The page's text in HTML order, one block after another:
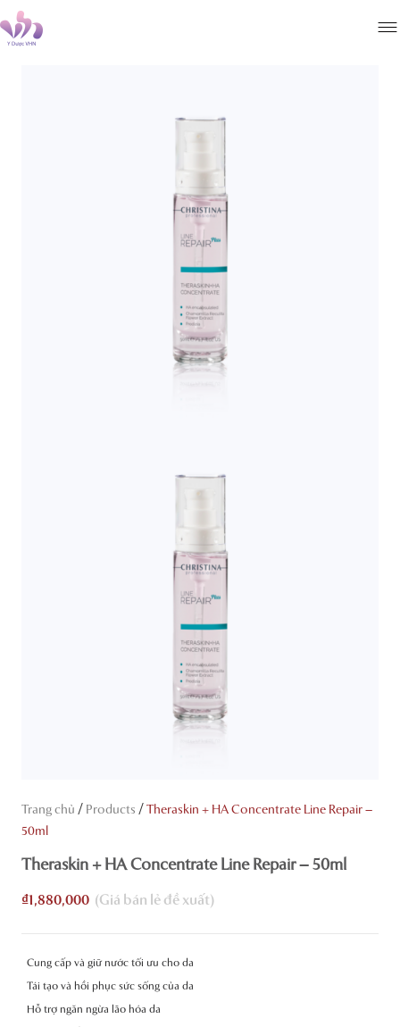
Trang chủ / Products / Theraskin + HA Concentrate Line Repair –
50ml
Theraskin + HA Concentrate Line Repair – 50ml
₫1,880,000
Cung cấp và giữ nước tối ưu cho da
Tái tạo và hồi phục sức sống của da
Hỗ trợ ngăn ngừa lão hóa da